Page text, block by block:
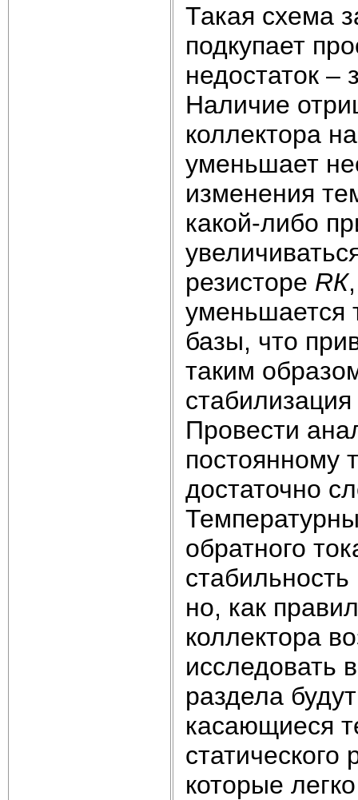
Такая схема
подкупает
недостаток
Наличие
коллектора
уменьшает
изменения
какой-либо
резисторе RК
уменьшается
базы, что
таким
Провести
постоянному
достаточно
обратного
но, как
коллектора
исследовать
раздела
касающиеся
которые